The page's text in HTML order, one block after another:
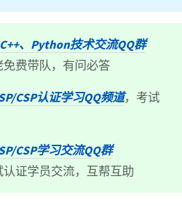
、Python技术交流QQ群
免费带队，有问必答
CSP认证学习QQ频道，考试
CSP学习交流QQ群
认证学员交流，互帮互助